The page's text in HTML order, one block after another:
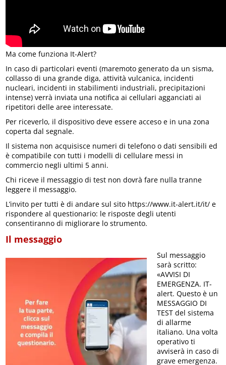
Ma come funziona It-Alert?
In caso di particolari eventi (maremoto generato da un sisma,
collasso di una grande diga, attività vulcanica, incidenti
nucleari, incidenti in stabilimenti industriali, precipitazioni
intense) verrà inviata una notifica ai cellulari agganciati ai
ripetitori delle aree interessate.
Per riceverlo, il dispositivo deve essere acceso e in una zona
coperta dal segnale.
Il sistema non acquisisce numeri di telefono o dati sensibili ed
è compatibile con tutti i modelli di cellulare messi in
commercio negli ultimi 5 anni.
Chi riceve il messaggio di test non dovrà fare nulla tranne
leggere il messaggio.
L’invito per tutti è di andare sul sito https://www.it-alert.it/it/ e
rispondere al questionario: le risposte degli utenti
consentiranno di migliorare lo strumento.
Il messaggio
Sul messaggio
sarà scritto:
«AVVISI DI
EMERGENZA. IT-
alert. Questo è un
MESSAGGIO DI
TEST del sistema
di allarme
italiano. Una volta
operativo ti
avviserà in caso di
grave emergenza.